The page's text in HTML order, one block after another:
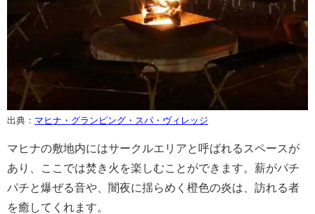
出典： マヒナ・グランピング・スパ・ヴィレッジ
マヒナの敷地内にはサークルエリアと呼ばれるスペースが
あり、ここでは焚き火を楽しむことができます。薪がパチ
パチと爆ぜる音や、闇夜に揺らめく橙色の炎は、訪れる者
を癒してくれます。